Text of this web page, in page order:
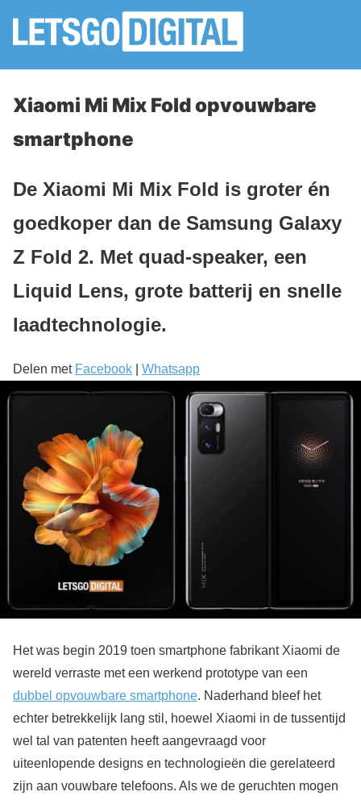
Xiaomi Mi Mix Fold opvouwbare
smartphone
De Xiaomi Mi Mix Fold is groter én
goedkoper dan de Samsung Galaxy
Z Fold 2. Met quad-speaker, een
Liquid Lens, grote batterij en snelle
laadtechnologie.
Delen met Facebook Whatsapp
Het was begin 2019 toen smartphone fabrikant Xiaomi de
wereld verraste met een werkend prototype van een
dubbel opvouwbare smartphone. Naderhand bleef het
echter betrekkelijk lang stil, hoewel Xiaomi in de tussentijd
wel tal van patenten heeft aangevraagd voor
uiteenlopende designs en technologieën die gerelateerd
zijn aan vouwbare telefoons. Als we de geruchten mogen